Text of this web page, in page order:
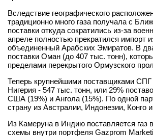
Вследствие географического
традиционно много газа получала с
поставки откуда сократились из-за
апреле полностью прекратился импорт
объединенный Арабских Эмиратов. В
поставки Оман (до 407 тыс. тонн),
пределами перекрытого Ормузского
Теперь крупнейшими поставщиками
Нигерия - 547 тыс. тонн, или 29%
США (19%) и Ангола (15%). По одной
страну из Австралии, Индонезии, Конго
Из Камеруна в Индию поставляется газ
схемы внутри портфеля Gazprom